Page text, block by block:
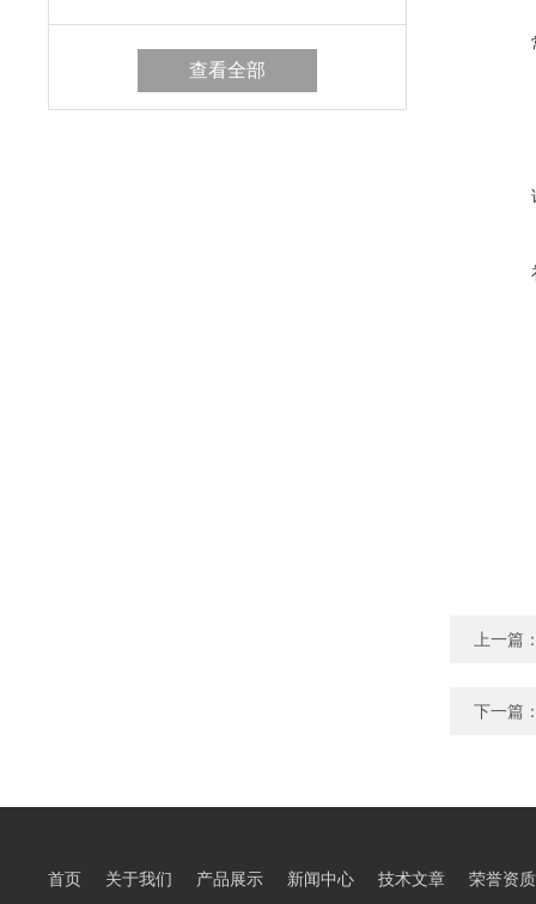
查看全部
上一篇
下一篇
首页 关于我们 产品展示 新闻中心 技术文章 荣誉资质